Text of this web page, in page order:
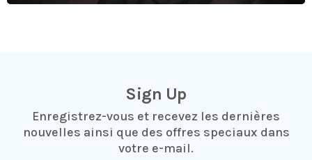
Sign Up
Enregistrez-vous et recevez les dernières
nouvelles ainsi que des offres speciaux dans
votre e-mail.